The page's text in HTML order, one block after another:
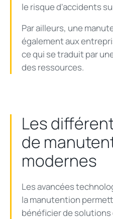
le risque d'accidents
Par ailleurs, une
également aux
ce qui se traduit par
des ressources.
Les
de
modernes
Les avancées
la manutention
bénéficier de